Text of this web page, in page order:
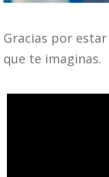
Gracias por
que te imaginas.